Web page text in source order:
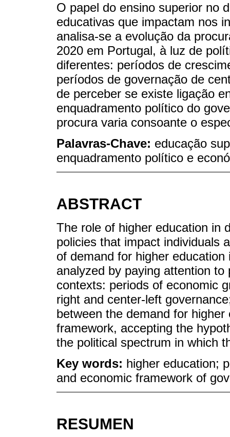
O papel do ensino superior no
educativas que impactam nos
analisa-se a evolução da
2020 em Portugal, à luz de
diferentes: períodos de
períodos de governação de
de perceber se existe ligação
enquadramento político do
procura varia consoante o
Palavras-Chave: educação
enquadramento político e
ABSTRACT
The role of higher education in
policies that impact individuals
of demand for higher
analyzed by paying attention
contexts: periods of economic
right and center-left
between the demand for higher
framework, accepting the
the political spectrum in which
Key words: higher education;
and economic framework of
RESUMEN